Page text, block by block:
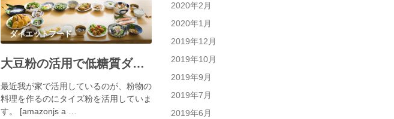
ダイエットフード
大豆粉の活用で低糖質ダイエット 我が家で試しておいしかったレシピについて
最近我が家で活用しているのが、粉物の
料理を作るのにタイズ粉を活用していま
す。 [amazonjs a …
2020年2月
2020年1月
2019年12月
2019年10月
2019年9月
2019年7月
2019年6月